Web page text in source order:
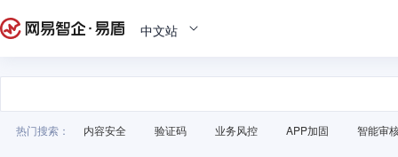
中文站
热门搜索： 内容安全 验证码 业务风控 APP加固 智能审